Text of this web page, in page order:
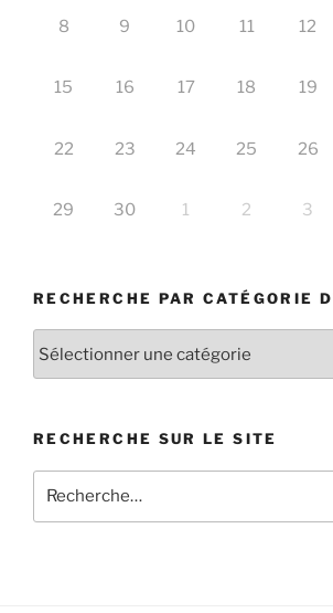
8 9 10 11 12
15 16 17 18 19
22 23 24 25 26
29 30 1 2 3
RECHERCHE PAR CATÉGORIE
RECHERCHE SUR LE SITE
pour